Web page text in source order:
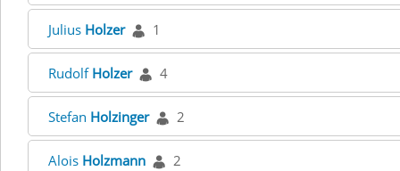
Julius Holzer 1
Rudolf Holzer 4
Stefan Holzinger 2
Alois Holzmann 2